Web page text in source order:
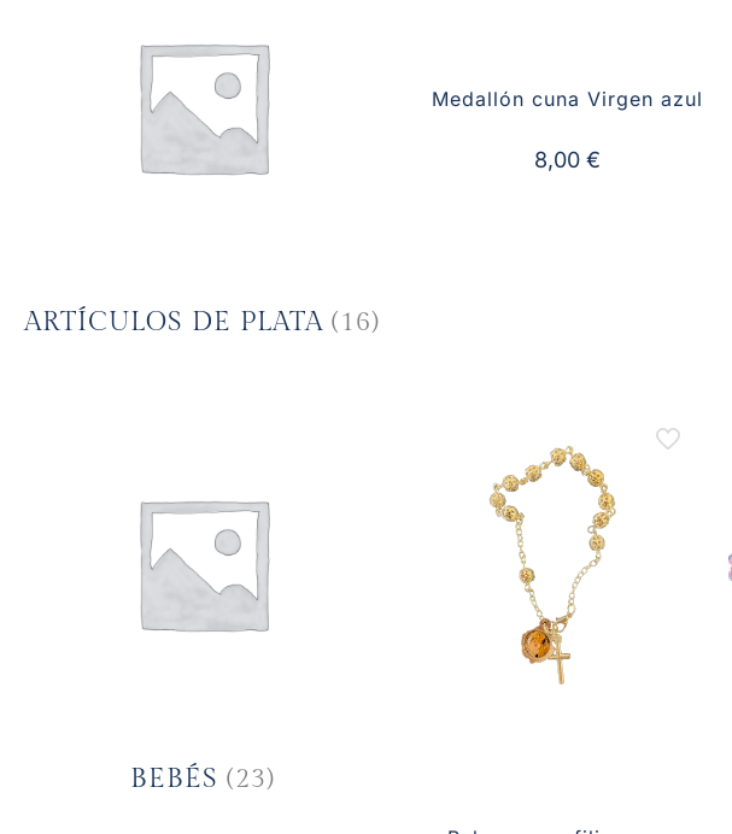
ARTÍCULOS DE PLATA(16)
BEBÉS (23)
Medallón cuna Virgen azul
8,00€